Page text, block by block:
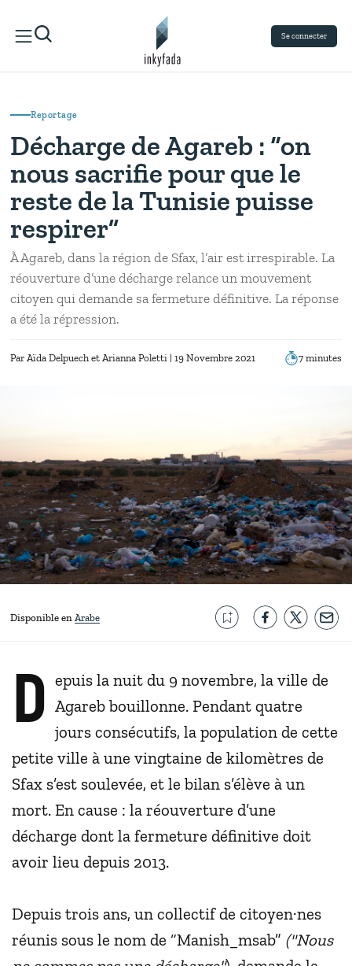
Se connecter
Reportage
Décharge de Agareb : “on
nous sacrifie pour que le
reste de la Tunisie puisse
respirer”
À Agareb, dans la région de Sfax, l’air est irrespirable. La
réouverture d’une décharge relance un mouvement
citoyen qui demande sa fermeture définitive. La réponse
a été la répression.
Par Aïda Delpuech Arianna Poletti | 19 Novembre 2021 7 minutes
Disponible en Arabe
D epuis la nuit du 9 novembre, la ville de
Agareb bouillonne. Pendant quatre
jours consécutifs, la population de cette
petite ville à une vingtaine de kilomètres de
Sfax s’est soulevée, et le bilan s’élève à un
mort. En cause : la réouverture d’une
décharge dont la fermeture définitive doit
avoir lieu depuis 2013.
Depuis trois ans, un collectif de citoyen·nes
réunis sous le nom de “Manish_msab” ("Nous